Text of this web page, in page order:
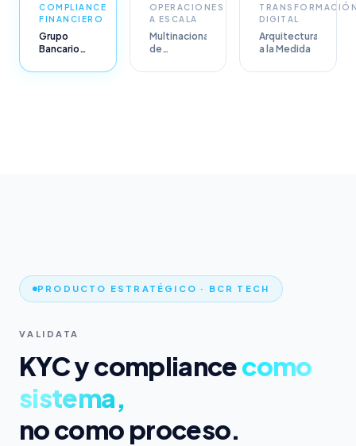
COMPLIANCE
FINANCIERO
Grupo
Bancario
OPERACIONES
A ESCALA
Multinacional
de
DIGITAL
Arquitectura
a la Medida
PRODUCTO ESTRATÉGICO · BCR TECH
VALIDATA
KYC y compliancecomo
sistema,
no como proceso.